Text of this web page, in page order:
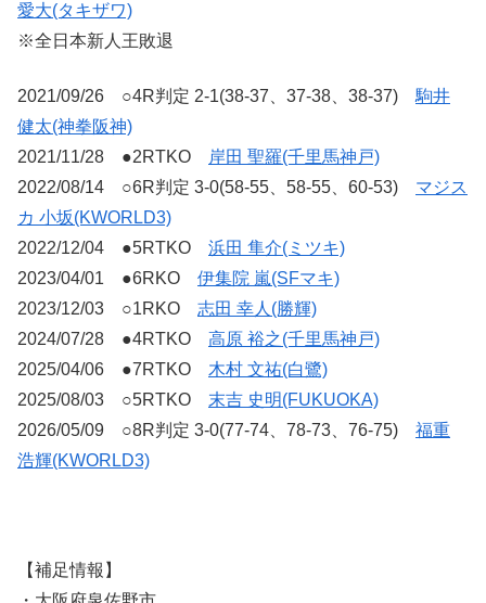
愛大(タキザワ)
※全日本新人王敗退
2021/09/26 ○4R判定 2-1(38-37、37-38、38-37) 駒井
健太(神拳阪神)
2021/11/28 ●2RTKO
岸田 聖羅(千里馬神戸)
2022/08/14 ○6R判定 3-0(58-55、58-55、60-53) マジス
カ 小坂(KWORLD3)
2022/12/04 ●5RTKO 浜田 隼介(ミツキ)
2023/04/01 ●6RKO 伊集院 嵐(SFマキ)
2023/12/03 ○1RKO 志田 幸人(勝輝)
2024/07/28 ●4RTKO 高原 裕之(千里馬神戸)
2025/04/06 ●7RTKO 木村 文祐(白鷺)
2025/08/03 ○5RTKO 末吉 史明(FUKUOKA)
2026/05/09 ○8R判定 3-0(77-74、78-73、76-75) 福重
浩輝(KWORLD3)
【補足情報】